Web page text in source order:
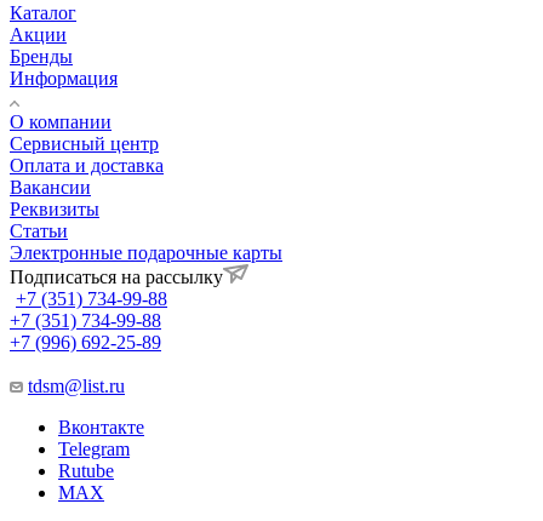
Каталог
Акции
Бренды
Информация
О компании
Сервисный центр
Оплата и доставка
Вакансии
Реквизиты
Статьи
Электронные подарочные карты
Подписаться на рассылку
+7 (351) 734-99-88
+7 (351) 734-99-88
+7 (996) 692-25-89
tdsm@list.ru
Вконтакте
Telegram
Rutube
MAX